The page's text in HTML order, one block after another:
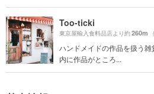
Too-ticki
東京屋輸入食料品店より約260m
ハンドメイドの作品を扱う
内に作品がところ...